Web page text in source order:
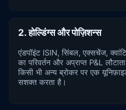
2. होल्डिंग्स और पोज़िशन्स
एंडपॉइंट ISIN, सिंबल, एक्सचेंज,
का परिवर्तन और अप्राप्त P&L
किसी भी अन्य ब्रोकर पर एक
सशक्त करता है।